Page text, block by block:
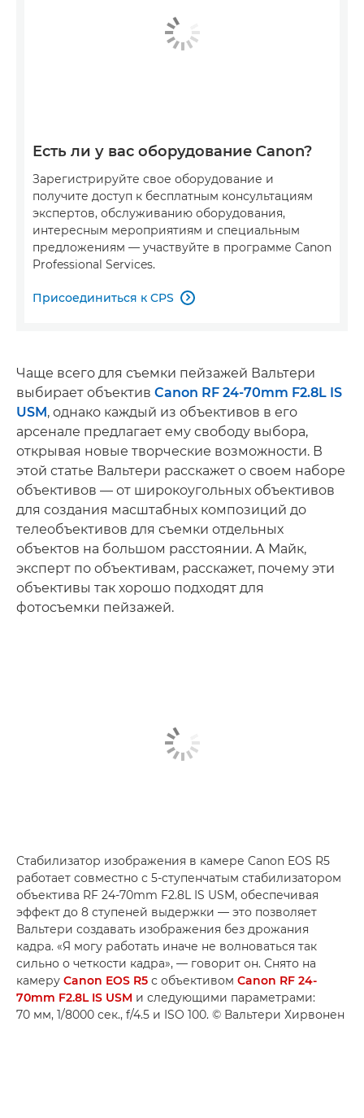
Есть ли у вас оборудование Canon?
Зарегистрируйте свое оборудование и
получите доступ к бесплатным консультациям
экспертов, обслуживанию оборудования,
интересным мероприятиям и специальным
предложениям — участвуйте в программе Canon
Professional Services.
Присоединиться к CPS 
Чаще всего для съемки пейзажей Вальтери
выбирает объектив Canon RF 24-70mm F2.8L IS
USM, однако каждый из объективов в его
арсенале предлагает ему свободу выбора,
открывая новые творческие возможности. В
этой статье Вальтери расскажет о своем наборе
объективов — от широкоугольных объективов
для создания масштабных композиций до
телеобъективов для съемки отдельных
объектов на большом расстоянии. А Майк,
эксперт по объективам, расскажет, почему эти
объективы так хорошо подходят для
фотосъемки пейзажей.
Стабилизатор изображения в камере Canon EOS R5
работает совместно с 5-ступенчатым стабилизатором
объектива RF 24-70mm F2.8L IS USM, обеспечивая
эффект до 8 ступеней выдержки — это позволяет
Вальтери создавать изображения без дрожания
кадра. «Я могу работать иначе не волноваться так
сильно о четкости кадра», — говорит он. Снято на
камеру Canon EOS R5 с объективом Canon RF 24-
70mm F2.8L IS USM и следующими параметрами:
70 мм, 1/8000 сек., f/4.5 и ISO 100. © Вальтери Хирвонен